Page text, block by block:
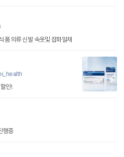
품 의류 신발 속옷및 잡화일채
인!
행중